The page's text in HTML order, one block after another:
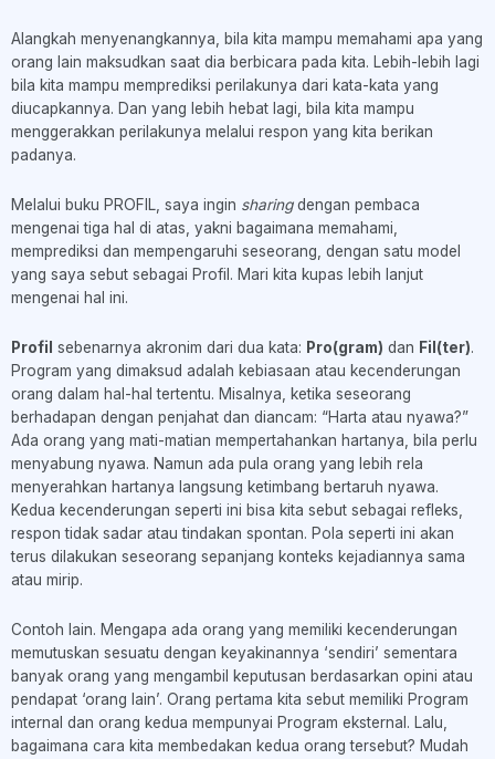
Alangkah menyenangkannya, bila kita mampu memahami apa yang
orang lain maksudkan saat dia berbicara pada kita. Lebih-lebih lagi
bila kita mampu memprediksi perilakunya dari kata-kata yang
diucapkannya. Dan yang lebih hebat lagi, bila kita mampu
menggerakkan perilakunya melalui respon yang kita berikan
padanya.
Melalui buku PROFIL, saya ingin sharingdengan pembaca
mengenai tiga hal di atas, yakni bagaimana memahami,
memprediksi dan mempengaruhi seseorang, dengan satu model
yang saya sebut sebagai Profil. Mari kita kupas lebih lanjut
mengenai hal ini.
Profil sebenarnya akronim dari dua kata: Pro(gram) dan Fil(ter).
Program yang dimaksud adalah kebiasaan atau kecenderungan
orang dalam hal-hal tertentu. Misalnya, ketika seseorang
berhadapan dengan penjahat dan diancam: “Harta atau nyawa?”
Ada orang yang mati-matian mempertahankan hartanya, bila perlu
menyabung nyawa. Namun ada pula orang yang lebih rela
menyerahkan hartanya langsung ketimbang bertaruh nyawa.
Kedua kecenderungan seperti ini bisa kita sebut sebagai refleks,
respon tidak sadar atau tindakan spontan. Pola seperti ini akan
terus dilakukan seseorang sepanjang konteks kejadiannya sama
atau mirip.
Contoh lain. Mengapa ada orang yang memiliki kecenderungan
memutuskan sesuatu dengan keyakinannya ‘sendiri’ sementara
banyak orang yang mengambil keputusan berdasarkan opini atau
pendapat ‘orang lain’. Orang pertama kita sebut memiliki Program
internal dan orang kedua mempunyai Program eksternal. Lalu,
bagaimana cara kita membedakan kedua orang tersebut? Mudah